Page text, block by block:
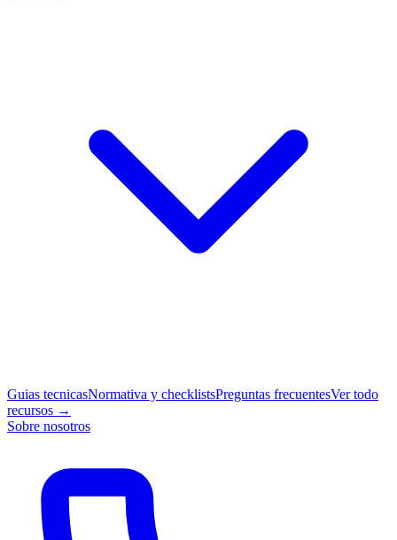
Guias tecnicasNormativa y checklistsPreguntas frecuentesVer todo
recursos →
Sobre nosotros